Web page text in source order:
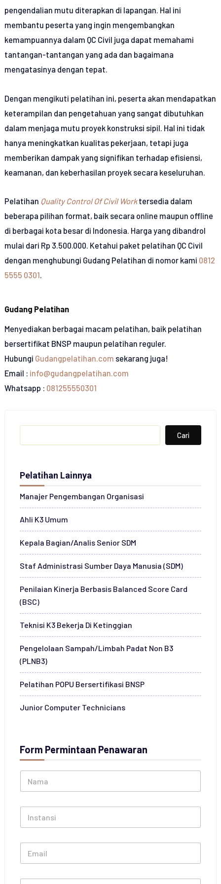
pengendalian mutu diterapkan di lapangan. Hal ini
membantu peserta yang ingin mengembangkan
kemampuannya dalam QC Civil juga dapat memahami
tantangan-tantangan yang ada dan bagaimana
mengatasinya dengan tepat.
Dengan mengikuti pelatihan ini, peserta akan mendapatkan
keterampilan dan pengetahuan yang sangat dibutuhkan
dalam menjaga mutu proyek konstruksi sipil. Hal ini tidak
hanya meningkatkan kualitas pekerjaan, tetapi juga
memberikan dampak yang signifikan terhadap efisiensi,
keamanan, dan keberhasilan proyek secara keseluruhan.
Pelatihan Quality Control Of Civil Worktersedia dalam
beberapa pilihan format, baik secara online maupun offline
di berbagai kota besar di Indonesia. Harga yang dibandrol
mulai dari Rp 3.500.000. Ketahui paket pelatihan QC Civil
dengan menghubungi Gudang Pelatihan di nomor kami 0812
5555 0301.
Gudang Pelatihan
Menyediakan berbagai macam pelatihan, baik pelatihan
bersertifikat BNSP maupun pelatihan reguler.
Hubungi Gudangpelatihan.com sekarang juga!
Email : info@gudangpelatihan.com
Whatsapp : 081255550301
Search
Cari
Pelatihan Lainnya
Manajer Pengembangan Organisasi
Ahli K3 Umum
Kepala Bagian/Analis Senior SDM
Staf Administrasi Sumber Daya Manusia (SDM)
Penilaian Kinerja Berbasis Balanced Score Card
(BSC)
Teknisi K3 Bekerja Di Ketinggian
Pengelolaan Sampah/Limbah Padat Non B3
(PLNB3)
Pelatihan POPU Bersertifikasi BNSP
Junior Computer Technicians
Form Permintaan Penawaran
N
m
I
s
s
i
E
a